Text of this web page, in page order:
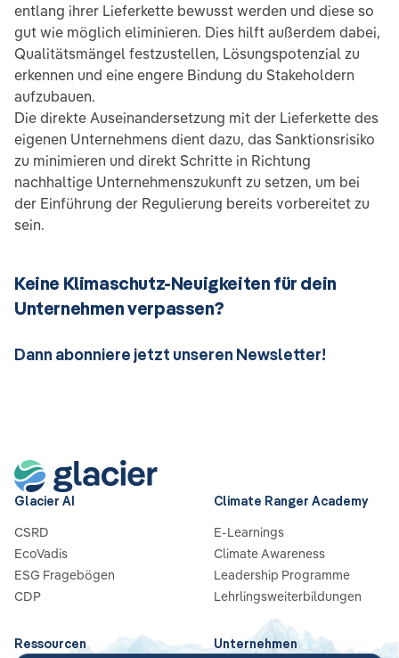
entlang ihrer Lieferkette bewusst werden und diese so
gut wie möglich eliminieren. Dies hilft außerdem dabei,
Qualitätsmängel festzustellen, Lösungspotenzial zu
erkennen und eine engere Bindung du Stakeholdern
aufzubauen.
Die direkte Auseinandersetzung mit der Lieferkette des
eigenen Unternehmens dient dazu, das Sanktionsrisiko
zu minimieren und direkt Schritte in Richtung
nachhaltige Unternehmenszukunft zu setzen, um bei
der Einführung der Regulierung bereits vorbereitet zu
sein.
Keine Klimaschutz-Neuigkeiten für dein
Unternehmen verpassen?
Dann abonniere jetzt unseren Newsletter!
Glacier AI
CSRD
EcoVadis
ESG Fragebögen
CDP
Climate Ranger Academy
E-Learnings
Climate Awareness
Leadership Programme
Lehrlingsweiterbildungen
Ressourcen Unternehmen